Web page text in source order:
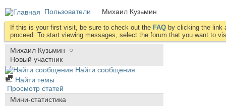
Пользователи Михаил Кузьмин
If this is your first visit, be sure to check out the FAQ by clicking the link
proceed. To start viewing messages, select the forum that you want to
Михаил Кузьмин
Новый участник
Найти сообщения
Найти темы
Просмотр статей
Мини-статистика